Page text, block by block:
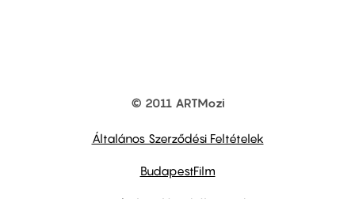
© 2011 ARTMozi
Általános Szerződési Feltételek
BudapestFilm